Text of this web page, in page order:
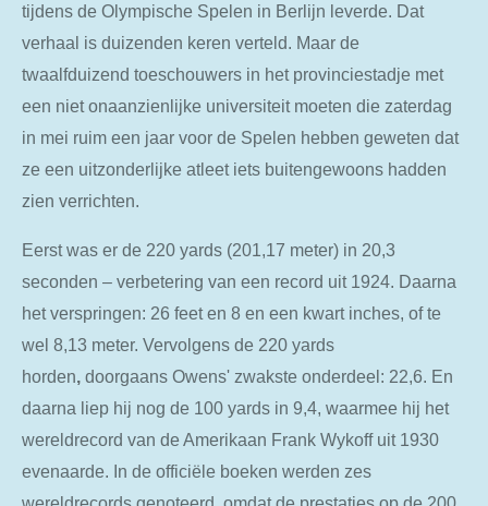
tijdens de Olympische Spelen in Berlijn leverde. Dat
verhaal is duizenden keren verteld. Maar de
twaalfduizend toeschouwers in het provinciestadje met
een niet onaanzienlijke universiteit moeten die zaterdag
in mei ruim een jaar voor de Spelen hebben geweten dat
ze een uitzonderlijke atleet iets buitengewoons hadden
zien verrichten.
Eerst was er de 220 yards (201,17 meter) in 20,3
seconden – verbetering van een record uit 1924. Daarna
het verspringen: 26 feet en 8 en een kwart inches, of te
wel 8,13 meter. Vervolgens de 220 yards
horden, doorgaans Owens' zwakste onderdeel: 22,6. En
daarna liep hij nog de 100 yards in 9,4, waarmee hij het
wereldrecord van de Amerikaan Frank Wykoff uit 1930
evenaarde. In de officiële boeken werden zes